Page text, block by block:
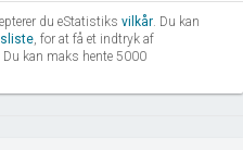
du eStatistiks vilkår. Du kan
, for at få et indtryk af
Du kan maks hente 5000